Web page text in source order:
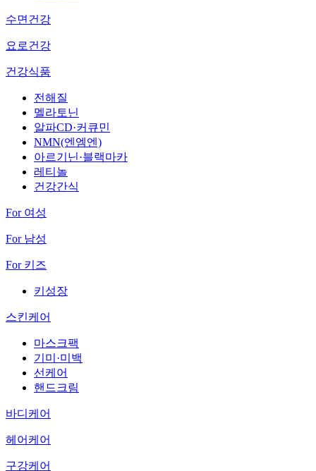
수면건강
요로건강
건강식품
전해질
멜라토닌
알파CD·커큐민
NMN(엔엠엔)
아르기닌·블랙마카
레티놀
건강간식
For 여성
For 남성
For 키즈
키성장
스킨케어
마스크팩
기미·미백
선케어
핸드크림
바디케어
헤어케어
구강케어